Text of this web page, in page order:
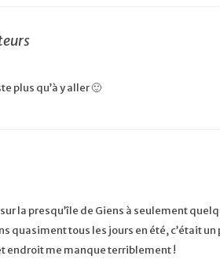
plus qu’à y aller 🙂
la presqu’île de Giens à seulement
quasiment tous les jours en été, c’était
endroit me manque terriblement !